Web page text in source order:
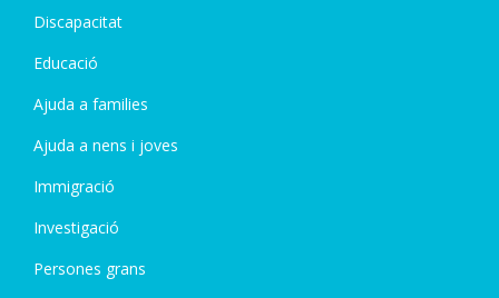
Discapacitat
Educació
Ajuda a families
Ajuda a nens i joves
Immigració
Investigació
Persones grans